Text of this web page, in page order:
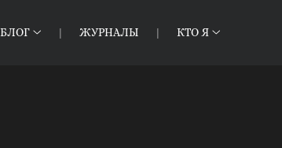
БЛОГ ЖУРНАЛЫ КТО Я